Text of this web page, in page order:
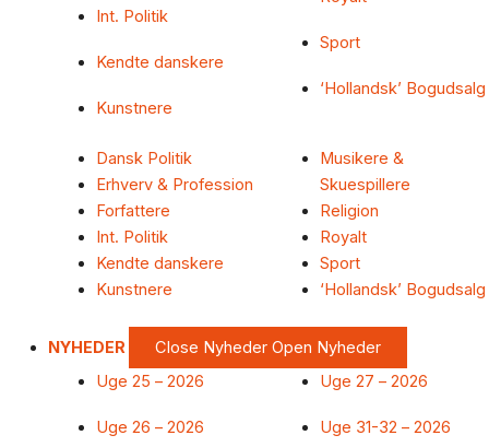
Int. Politik
Kendte danskere
Kunstnere
Sport
‘Hollandsk’ Bogudsalg
Dansk Politik
Erhverv & Profession
Forfattere
Int. Politik
Kendte danskere
Kunstnere
Musikere &
Skuespillere
Religion
Royalt
Sport
‘Hollandsk’ Bogudsalg
NYHEDER Close Nyheder Open Nyheder
Uge 25 – 2026
Uge 26 – 2026
Uge 27 – 2026
Uge 31-32 – 2026